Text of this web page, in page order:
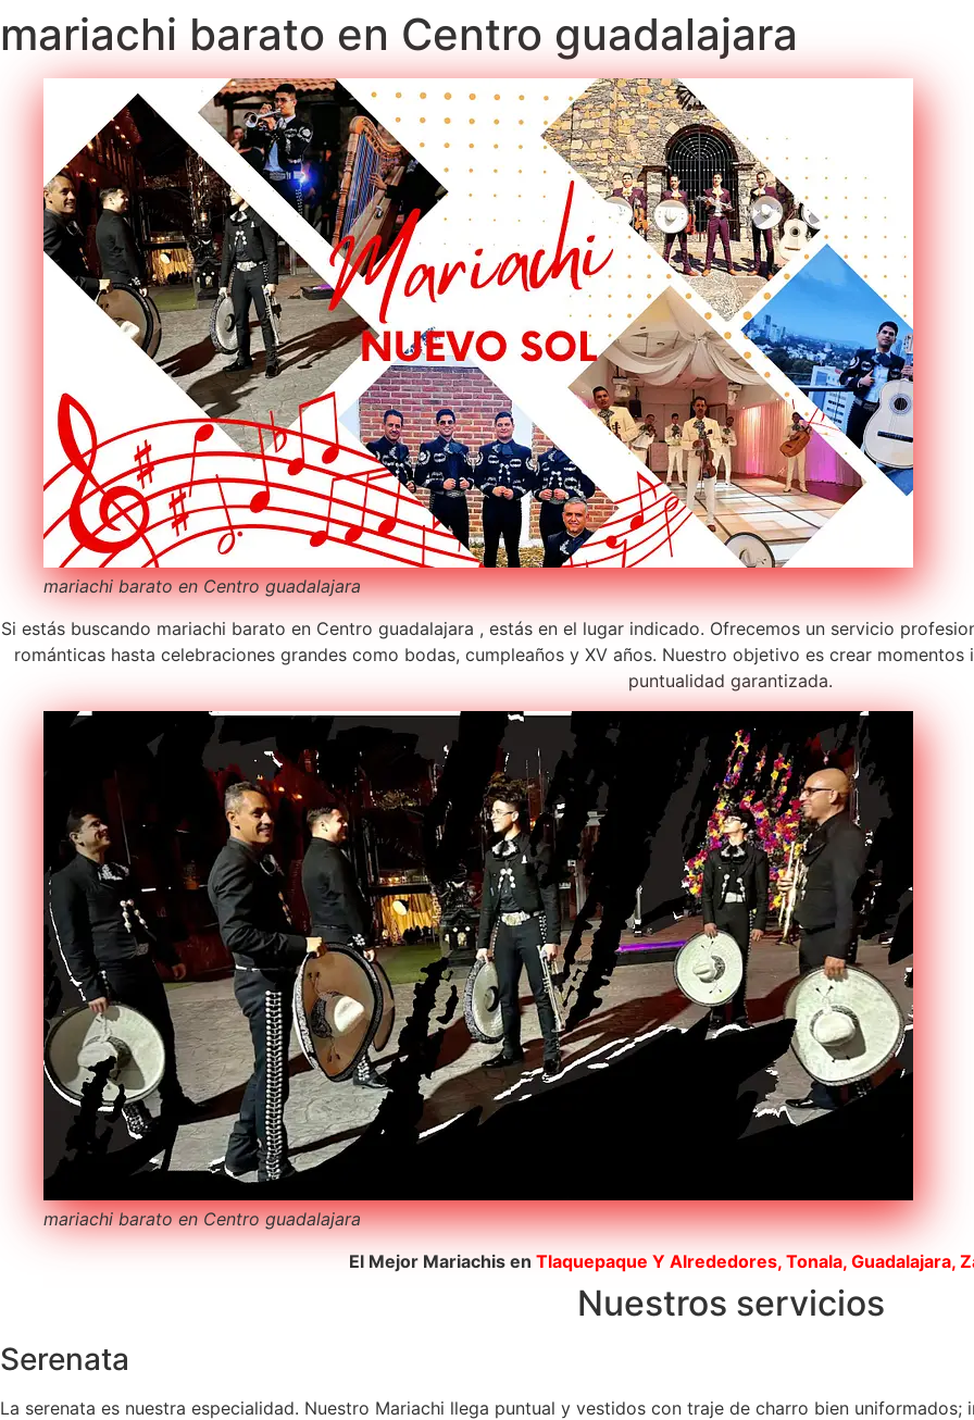
mariachi barato en Centro guadalajara
mariachi barato en Centro guadalajara
Si estás buscando mariachi barato en Centro guadalajara , estás en el lugar indicado. Ofrecemos un servicio
románticas hasta celebraciones grandes como bodas, cumpleaños y XV años. Nuestro objetivo es crear
puntualidad garantizada.
mariachi barato en Centro guadalajara
El Mejor Mariachis en Tlaquepaque Y Alrededores, Tonala, Guadalajara,
Nuestros servicios
Serenata
La serenata es nuestra especialidad. Nuestro Mariachi llega puntual y vestidos con traje de charro bien